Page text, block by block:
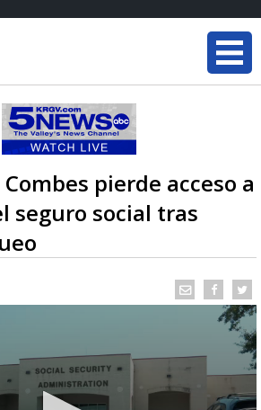
pierde acceso a
seguro social tras